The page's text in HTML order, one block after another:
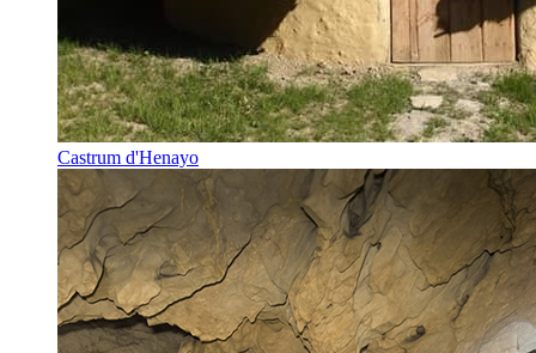
Castrum d'Henayo